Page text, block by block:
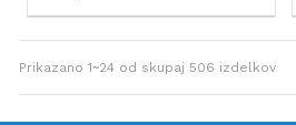
Prikazano 1~24od skupaj 506 izdelkov